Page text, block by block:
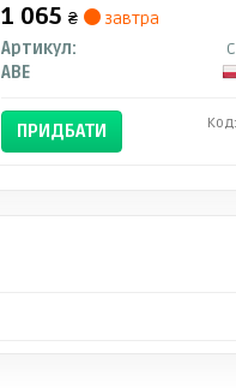
1 065 ₴
завтра
Артикул:
ABE
ПРИДБАТИ